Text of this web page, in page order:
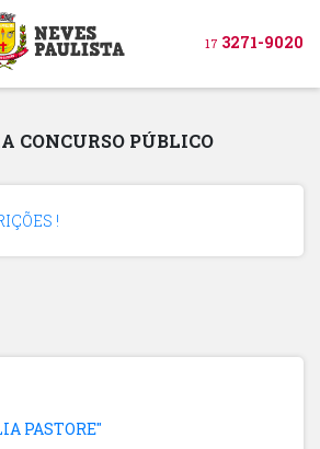
17 3271-9020
CONCURSO PÚBLICO
!
PASTORE"